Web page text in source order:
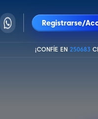
Registrarse/
¡CONFÍE EN 250683